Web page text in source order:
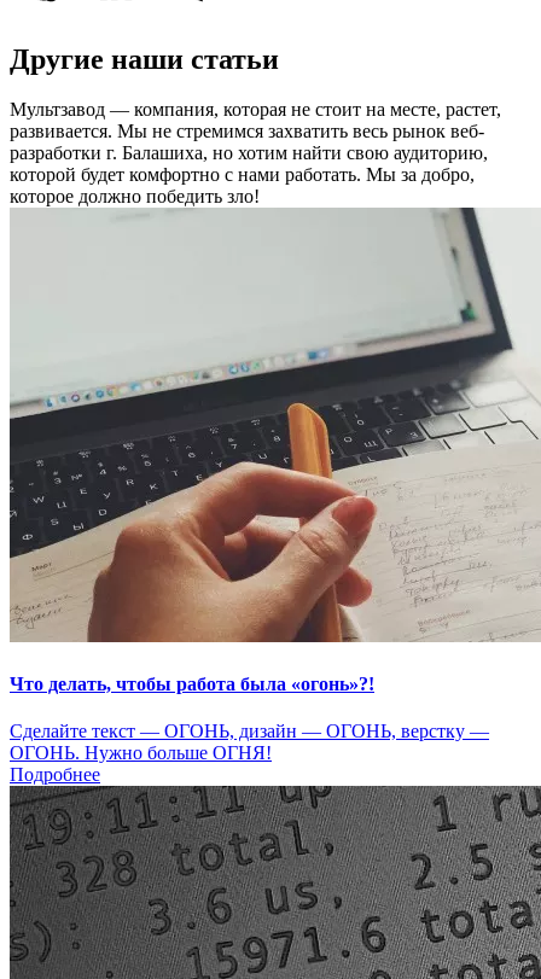
Другие наши статьи
Мультзавод — компания, которая не стоит на месте, растет,
развивается. Мы не стремимся захватить весь рынок веб-
разработки г. Балашиха, но хотим найти свою аудиторию,
которой будет комфортно с нами работать. Мы за добро,
которое должно победить зло!
Что делать, чтобы работа была «огонь»?!
Сделайте текст — ОГОНЬ, дизайн — ОГОНЬ, верстку —
ОГОНЬ. Нужно больше ОГНЯ!
Подробнее